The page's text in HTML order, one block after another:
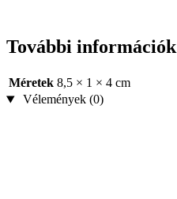
További információk
Méretek 8,5 × 1 × 4 cm
Vélemények (0)